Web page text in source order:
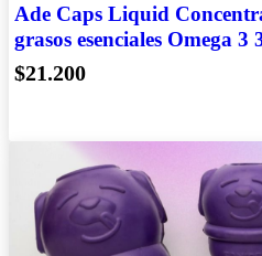
Ade Caps Liquid
grasos esenciales Omega 3
$21.200